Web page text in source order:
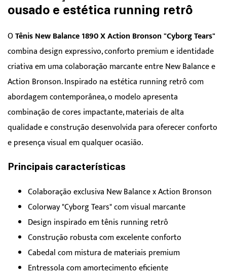
ousado e estética running retrô
OTênis New Balance 1890 X Action Bronson "Cyborg Tears"
combina design expressivo, conforto premium e identidade
criativa em uma colaboração marcante entre New Balance e
Action Bronson. Inspirado na estética running retrô com
abordagem contemporânea, o modelo apresenta
combinação de cores impactante, materiais de alta
qualidade e construção desenvolvida para oferecer conforto
e presença visual em qualquer ocasião.
Principais características
Colaboração exclusiva New Balance x Action Bronson
Colorway "Cyborg Tears" com visual marcante
Design inspirado em tênis running retrô
Construção robusta com excelente conforto
Cabedal com mistura de materiais premium
Entressola com amortecimento eficiente